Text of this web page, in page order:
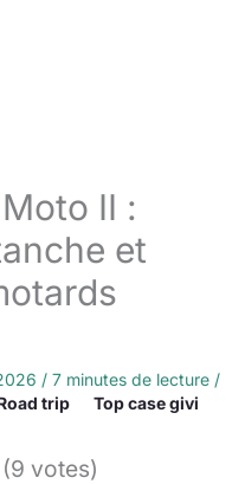
II :
et
/ 7 minutes de lecture /
trip Top case givi
votes)